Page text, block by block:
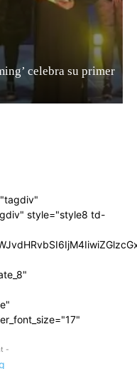
celebra su primer
style="style8 td-
-